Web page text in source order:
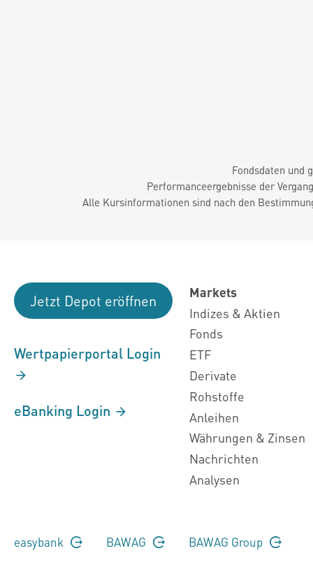
Fondsdaten und
Performanceergebnisse der
Alle Kursinformationen sind nach den
Jetzt Depot eröffnen
Wertpapierportal Login
eBanking Login
Markets
Indizes & Aktien
Fonds
ETF
Derivate
Rohstoffe
Anleihen
Währungen & Zinsen
Nachrichten
Analysen
easybank BAWAG BAWAG Group